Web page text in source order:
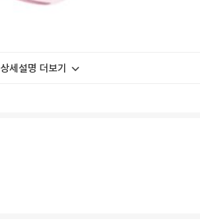
상세설명 더보기